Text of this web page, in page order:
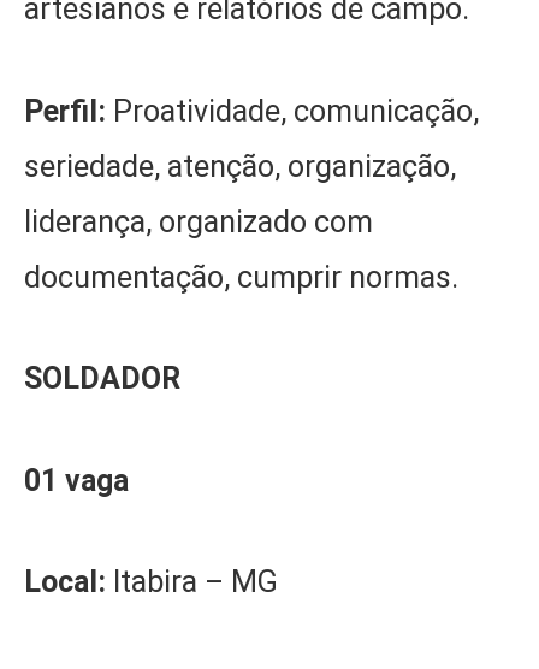
artesianos e relatórios de campo.
Perfil: Proatividade, comunicação,
seriedade, atenção, organização,
liderança, organizado com
documentação, cumprir normas.
SOLDADOR
01 vaga
Local: Itabira – MG